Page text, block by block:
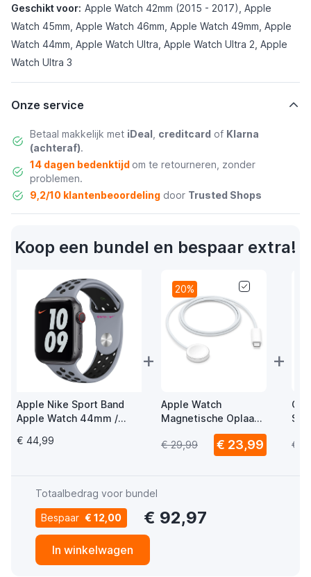
Geschikt voor: Apple Watch 42mm (2015 - 2017), Apple
Watch 45mm, Apple Watch 46mm, Apple Watch 49mm, Apple
Watch 44mm, Apple Watch Ultra, Apple Watch Ultra 2, Apple
Watch Ultra 3
Onze service
Betaal makkelijk met iDeal creditcard of Klarna
(achteraf).
14 dagen bedenktijd om te retourneren, zonder
problemen.
9,2/10 klantenbeoordelingdoor Trusted Shops
Koop een bundel en bespaar extra!
Apple Nike Sport Band
Apple Watch 44mm /
Obsidian Mist / Black
€ 44,99
+
20%
Apple Watch
Magnetische Oplaad
USB-C Kabel 1m
€ 29,99
€ 23,99
+
€
Totaalbedrag voor bundel
Bespaar € 12,00 € 92,97
In winkelwagen